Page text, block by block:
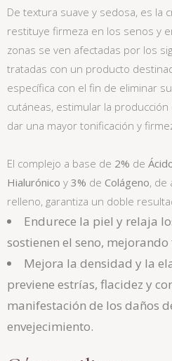
De textura suave y sedosa, es la
restituye firmeza en los senos y
zonas se ven afectadas por los
tratadas con un producto
específica con el fin de eliminar
cutáneas, estimular la
dar una mayor tonificación y
El complejo a base de 2% de
Hialurónico y 3% de Colágeno, de
relleno, garantiza un doble
Endurece la piel y relaja
sostienen el seno,
Mejora la densidad y la
previene estrías, flacidez y
manifestación de los daños
envejecimiento.